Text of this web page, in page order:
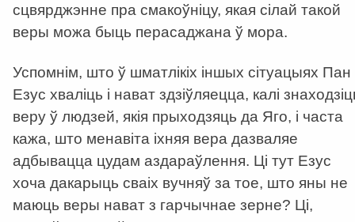
сцвярджэнне пра смакоўніцу, якая сілай такой
веры можа быць перасаджана ў мора.
Успомнім, што ў шматлікіх іншых сітуацыях Пан
Езус хваліць і нават здзіўляецца, калі
веру ў людзей, якія прыходзяць да Яго, і часта
кажа, што менавіта іхняя вера дазваляе
адбывацца цудам аздараўлення. Ці тут Езус
хоча дакарыць сваіх вучняў за тое, што яны не
маюць веры нават з гарчычнае зерне? Ці,